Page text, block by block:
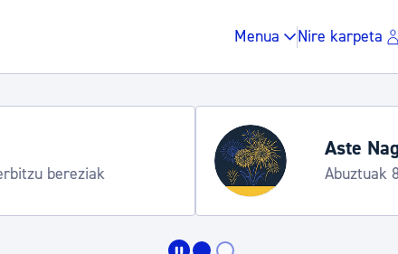
Menua Nire karpeta
Hondartza
Informazio